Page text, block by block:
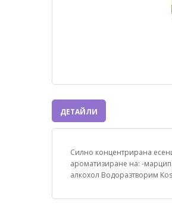
ДЕТАЙЛИ
Силно концентрирана
ароматизиране на: -
алкохол Водоразтворим